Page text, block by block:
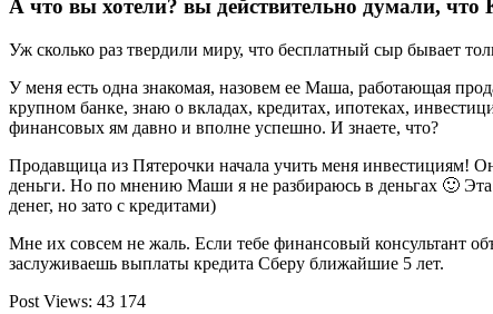
А что вы хотели? вы действительно думали, что
Уж сколько раз твердили миру, что бесплатный сыр бывает
У меня есть одна знакомая, назовем ее Маша, работающая
крупном банке, знаю о вкладах, кредитах, ипотеках,
финансовых ям давно и вполне успешно. И знаете, что?
Продавщица из Пятерочки начала учить меня инвестициям!
деньги. Но по мнению Маши я не разбираюсь в деньгах 🙂 Эта
денег, но зато с кредитами)
Мне их совсем не жаль. Если тебе финансовый консультант
заслуживаешь выплаты кредита Сберу ближайшие 5 лет.
Post Views: 43 174